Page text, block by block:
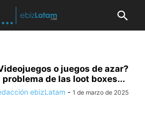
o juegos de azar?
problema de las loot boxes...
ebizLatam - 1 de marzo de 2025